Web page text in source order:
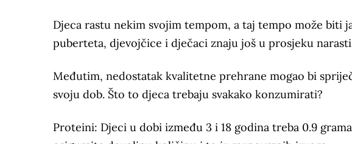
Djeca rastu nekim svojim tempom, a taj tempo može biti
puberteta, djevojčice i dječaci znaju još u prosjeku
Međutim, nedostatak kvalitetne prehrane mogao bi
svoju dob. Što to djeca trebaju svakako konzumirati?
Proteini: Djeci u dobi između 3 i 18 godina treba 0.9